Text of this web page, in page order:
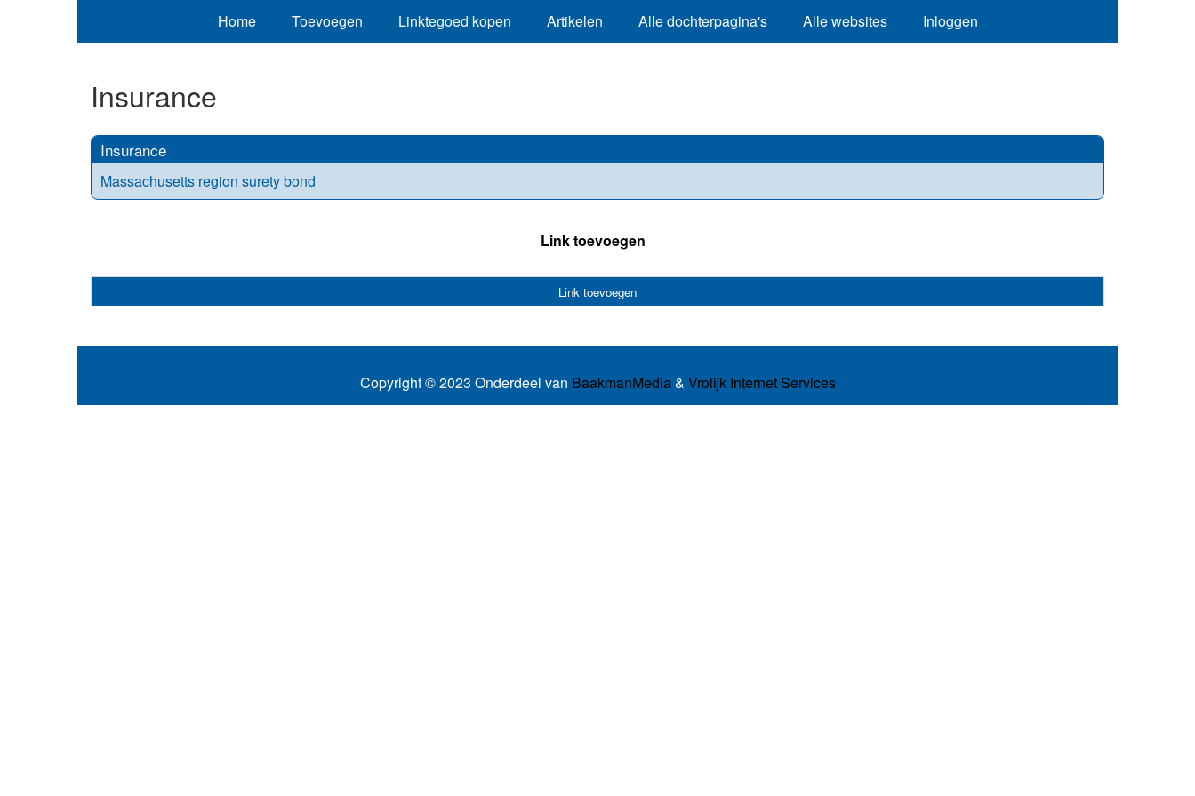
Home Toevoegen Linktegoed kopen Artikelen Alle dochterpagina's Alle websites Inloggen
Insurance
Insurance
Massachusetts region surety bond
Link toevoegen
Link toevoegen
Copyright © 2023 Onderdeel van BaakmanMedia& Vrolijk Internet Services